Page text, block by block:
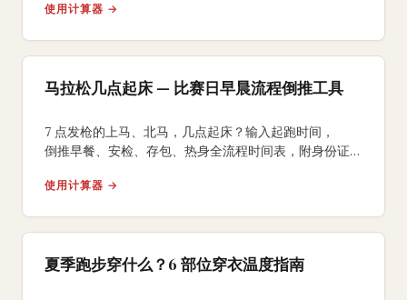
A4打印裁剪折叠即可佩戴比赛。
使用计算器 →
马拉松几点起床 — 比赛日早晨流程倒推工具
7 点发枪的上马、北马，几点起床？输入起跑时间，
倒推早餐、安检、存包、热身全流程时间表，附身份证、
使用计算器 →
夏季跑步穿什么？6 部位穿衣温度指南